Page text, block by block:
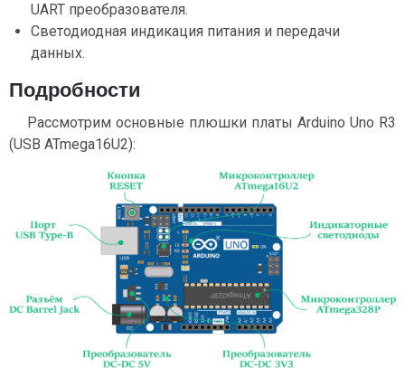
UART преобразователя.
Светодиодная индикация питания и передачи
данных.
Подробности
Рассмотрим основные плюшки платы Arduino Uno R3
(USB ATmega16U2):